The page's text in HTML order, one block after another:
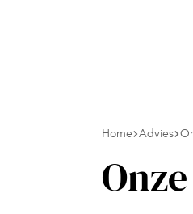
Home Advies